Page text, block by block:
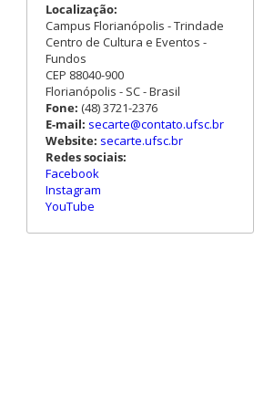
Localização:
Campus Florianópolis - Trindade
Centro de Cultura e Eventos -
Fundos
CEP 88040-900
Florianópolis - SC - Brasil
Fone: (48) 3721-2376
E-mail: secarte@contato.ufsc.br
Website: secarte.ufsc.br
Redes sociais:
Facebook
Instagram
YouTube